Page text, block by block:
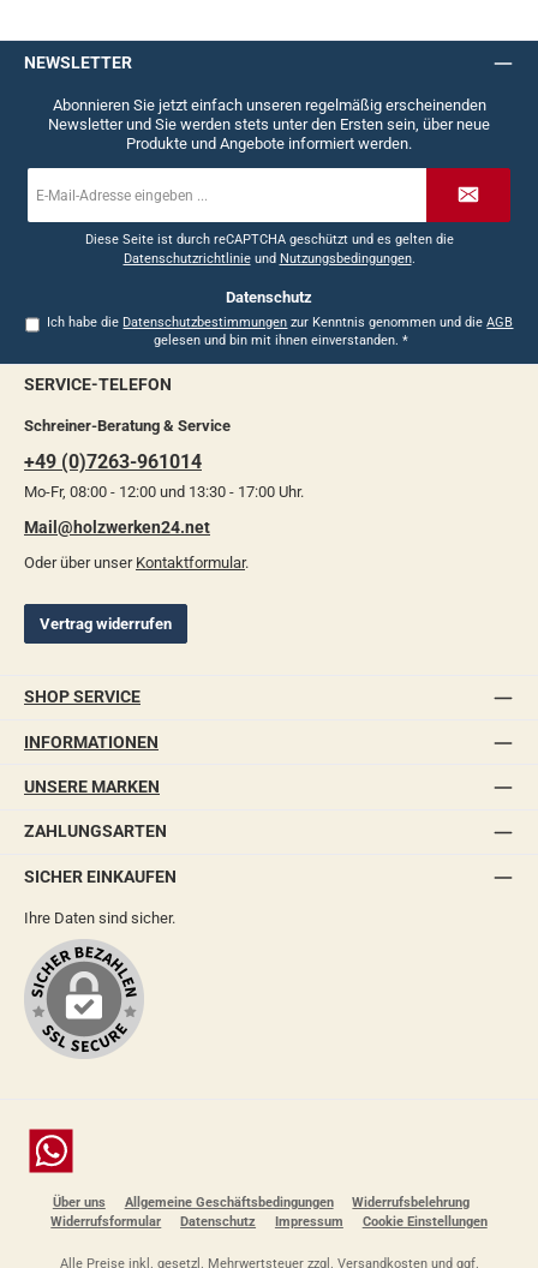
NEWSLETTER
Abonnieren Sie jetzt einfach unseren regelmäßig erscheinenden
Newsletter und Sie werden stets unter den Ersten sein, über neue
Produkte und Angebote informiert werden.
Mail-
Diese Seite ist durch reCAPTCHA geschützt und es gelten die
Datenschutzrichtlinieund Nutzungsbedingungen.
Datenschutz
Ich habe die Datenschutzbestimmungen zur Kenntnis genommen und dieAGB
gelesen und bin mit ihnen einverstanden. *
SERVICE-TELEFON
Schreiner-Beratung & Service
+49 (0)7263-961014
Mo-Fr, 08:00 - 12:00 und 13:30 - 17:00 Uhr.
Mail@holzwerken24.net
Oder über unser Kontaktformular.
Vertrag widerrufen
SHOP SERVICE
INFORMATIONEN
UNSERE MARKEN
ZAHLUNGSARTEN
SICHER EINKAUFEN
Ihre Daten sind sicher.
Chat
Über uns Allgemeine Geschäftsbedingungen
Widerrufsbelehrung
Widerrufsformular
Datenschutz Impressum Cookie Einstellungen
Alle Preise inkl. gesetzl. Mehrwertsteuer zzgl. Versandkostenund ggf.